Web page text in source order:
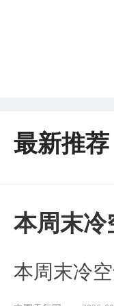
最新推荐
本周末冷
本周末冷